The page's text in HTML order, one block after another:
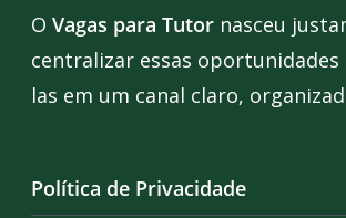
O Vagas para Tutor nasceu
centralizar essas
las em um canal claro,
Política de Privacidade